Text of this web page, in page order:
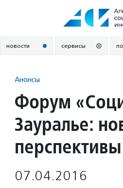
новости сервисы
Анонсы
Форум
Зауралье:
07.04.2016